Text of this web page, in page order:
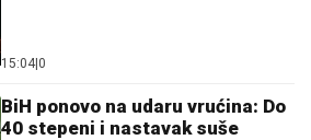
15:04|0
BiH ponovo na udaru vrućina: Do
40 stepeni i nastavak suše